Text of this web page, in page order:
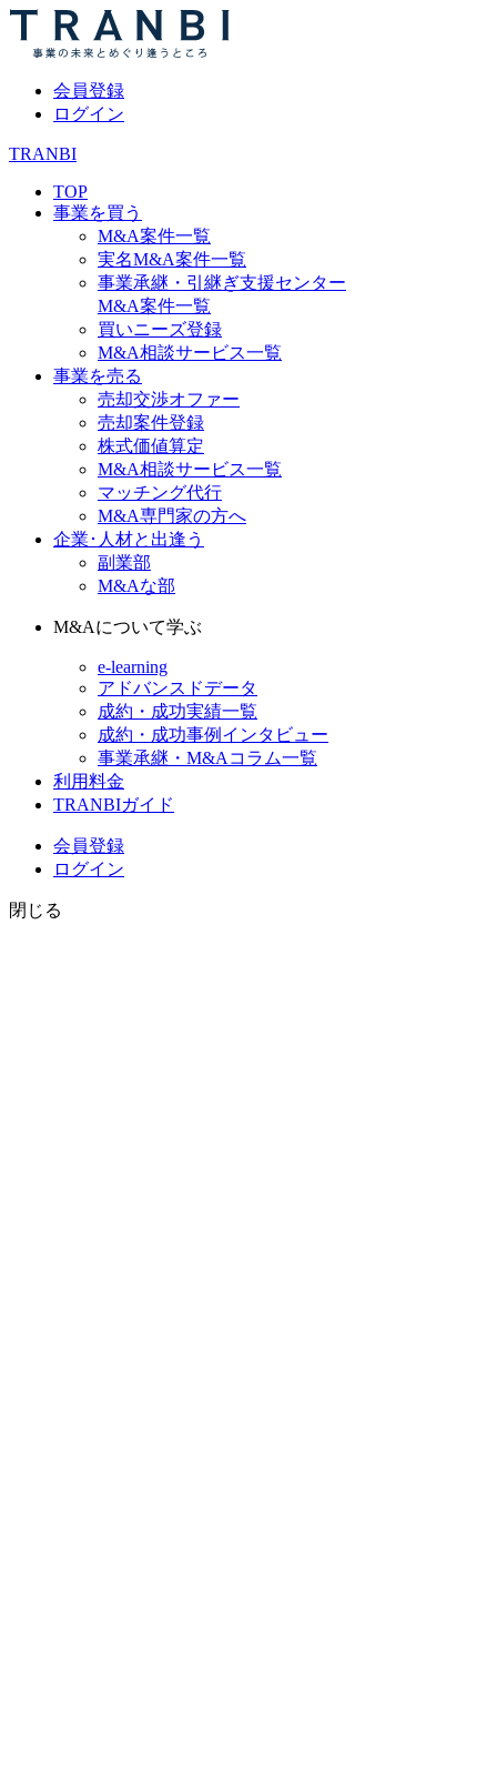
会員登録
ログイン
TRANBI
TOP
事業を買う
M&A案件一覧
実名M&A案件一覧
事業承継・引継ぎ支援センター
M&A案件一覧
買いニーズ登録
M&A相談サービス一覧
事業を売る
売却交渉オファー
売却案件登録
株式価値算定
M&A相談サービス一覧
マッチング代行
M&A専門家の方へ
企業･人材と出逢う
副業部
M&Aな部
M&Aについて学ぶ
e-learning
アドバンスドデータ
成約・成功実績一覧
成約・成功事例インタビュー
事業承継・M&Aコラム一覧
利用料金
TRANBIガイド
会員登録
ログイン
閉じる